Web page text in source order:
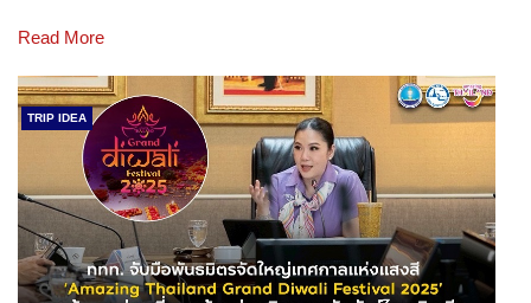
Read More
TRIP IDEA